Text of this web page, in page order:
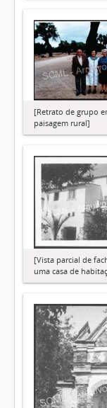
[Retrato de grupo
paisagem rural]
[Vista parcial de
uma casa de